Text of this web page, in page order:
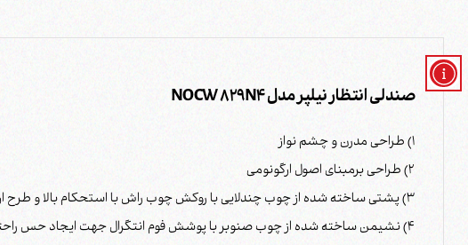
صندلی انتظار نیلپر مدل NOCW 829N4
1) طراحی مدرن و چشم نواز
2) طراحی برمبنای اصول ارگونومی
3) پشتی ساخته شده از چوب چندلایی با روکش چوب راش با استحکام بالا و طرح ارگونومیک
4) نشیمن ساخته شده از چوب صنوبر با پوشش فوم انتگرال جهت ایجاد حس راحتی درهنگام نشستن